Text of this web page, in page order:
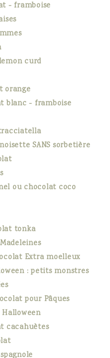
- framboise
curd
orange
blanc - framboise
SANS sorbetière
ou chocolat coco
tonka
Extra moelleux
: petits monstres
pour Pâques
cacahuètes